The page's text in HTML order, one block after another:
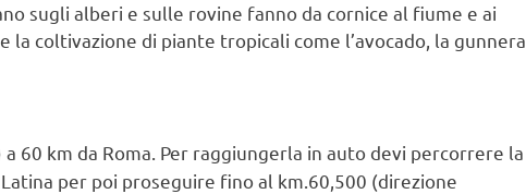
sugli alberi e sulle rovine fanno da cornice al fiume e ai
la coltivazione di piante tropicali come l’avocado, la gunnera
a 60 km da Roma. Per raggiungerla in auto devi percorrere la
Latina per poi proseguire fino al km.60,500 (direzione